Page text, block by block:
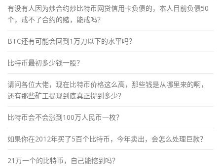
有没有人因为炒合约炒比特币网贷信用卡负债的，本人目前负债50
个，戒不了合约的赌，能戒吗？
BTC还有可能会回到1万刀以下的水平吗？
比特币最初多少钱一股？
请问各位大佬，现在比特币价格这么高，那些钱是从哪里来的啊，
还有那些矿工提现到底真正提到多少？
比特币会不会涨到100万人民币一枚？
如果你在2012年买了5百个比特币，今年卖出，会怎么处理巨款？
21万一个的比特币，自己能挖到吗？